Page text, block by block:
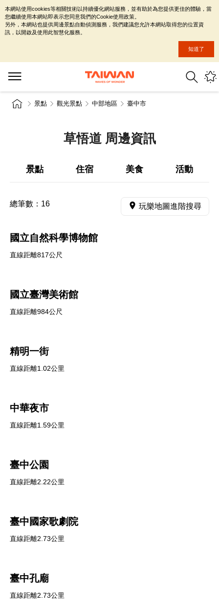
景點 觀光景點 中部地區 臺中市
草悟道 周邊資訊
景點 住宿 美食 活動
總筆數： 16 玩樂地圖進階搜尋
國立自然科學博物館
直線距離817公尺
國立臺灣美術館
直線距離984公尺
精明一街
直線距離1.02公里
中華夜市
直線距離1.59公里
臺中公園
直線距離2.22公里
臺中國家歌劇院
直線距離2.73公里
臺中孔廟
直線距離2.73公里
本網站使用cookies等相關技術以持續優化網站服務，並有助於為您提供更佳的體驗，當
您繼續使用本網站即表示您同意我們的Cookie使用政策。
另外，本網站也提供周邊景點自動偵測服務，我們建議您允許本網站取得您的位置資
訊，以開啟及使用此智慧化服務。
知道了